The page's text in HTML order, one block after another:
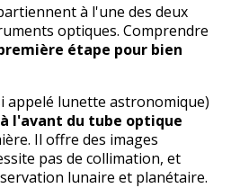
à l'une des deux
optiques. Comprendre
étape pour bien
appelé lunette astronomique)
l'avant du tube optique
Il offre des images
pas de collimation, et
lunaire et planétaire.